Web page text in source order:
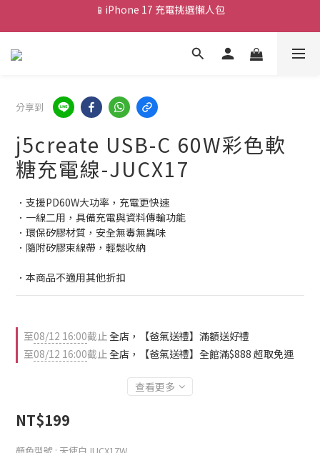
💰新會員送 $88 購物金
🎟️ 去領優惠券 ▶▶
💰新會員送 $88 購物金
分享到
j5create USB-C 60W彩色軟
糖充電線-JUCX17
．支援PD60W大功率，充電更快速
．一線二用，具備充電與資料傳輸功能
．環保矽膠材質，安全無毒無異味
．隨附矽膠束線帶，輕鬆收納
．本商品不適用其他折扣
至08/12 16:00截止全店，【爸氣送禮】滿額送好禮
至08/12 16:00截止全店，【爸氣送禮】全館滿$888 超取免運
查看更多
NT$199